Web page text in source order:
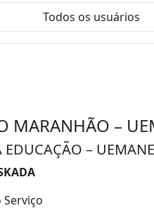
Todos os usuários
MARANHÃO –
EDUCAÇÃO –
Serviço